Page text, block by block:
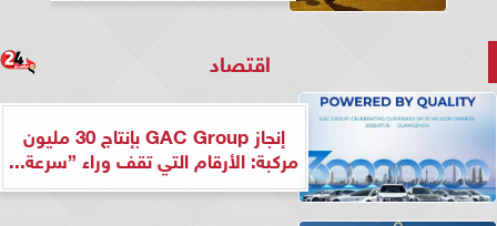
اقتصاد
إنجاز GAC Group بإنتاج 30 مليون
مركبة: الأرقام التي تقف وراء ”سرعة...